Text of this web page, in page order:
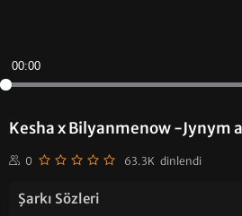
Kesha x Bilyanmenow -Jynym
0 63.3K dinlendi
Şarkı Sözleri
00:00